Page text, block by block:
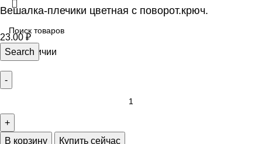
Search
Вешалка-плечики цветная с поворот.крюч.
23.00 ₽
17 в наличии
В корзину Купить сейчас